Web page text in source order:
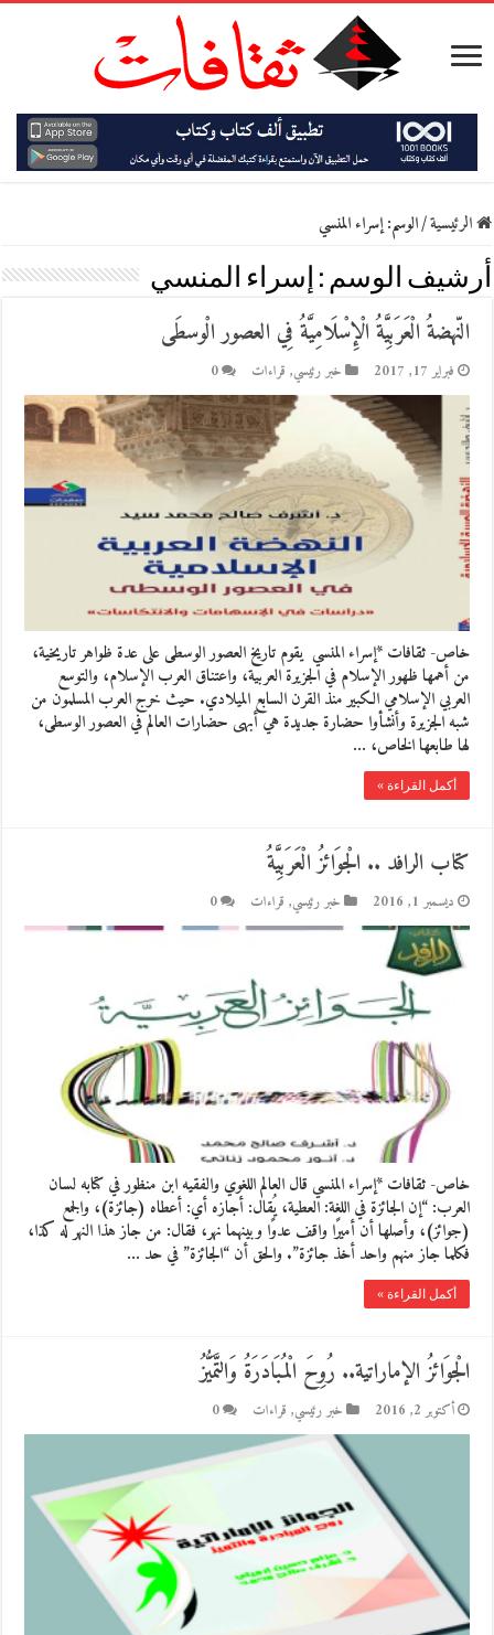
الرئيسية/الوسم:إسراء المنسي
أرشيف الوسم : إسراء المنسي
النّهضةُ الْعَرَبِيَّةُ الْإِسْلَامِيَّةُ فِي العصور الْوسطَى
فبراير 17, 2017 خبر رئيسي, قراءات 0
خاص- ثقافات *إسراء المنسي يقوم تاريخ العصور الوسطى على عدة ظواهر تاريخية،
من أهمها ظهور الإسلام في الجزيرة العربية، واعتناق العرب الإسلام، والتوسع
العربي الإسلامي الكبير منذ القرن السابع الميلادي. حيث خرج العرب المسلمون من
شبه الجزيرة وأنشأوا حضارة جديدة هي أبهى حضارات العالم في العصور الوسطى،
لها طابعها الخاص، …
أكمل القراءة »
كتاب الرافد .. الْجوَائزُ الْعَرَبِيَّةُ
ديسمبر 1, 2016 خبر رئيسي, قراءات 0
خاص- ثقافات *إسراء المنسي قال العالم اللغوي والفقيه ابن منظور في كتابه لسان
العرب: “إن الجائزة في اللغة: العطية، يُقال: أجازه أي: أعطاه (جائزة)، والجمع
(جوائز)، وأصلها أن أميرًا واقف عدوًا وبينهما نهر، فقال: من جاز هذا النهر له كذا،
فكلما جاز منهم واحد أخذ جائزة”. والحق أن “الجائزة” في حد …
أكمل القراءة »
الْجوَائزُ الإماراتية.. رُوِحَ الْمُبَادَرَةُ وَالتَّمَيُّزُ
أكتوبر 2, 2016 خبر رئيسي, قراءات 0